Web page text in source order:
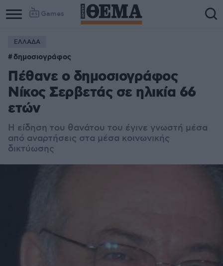
Games
ΕΛΛΑΔΑ
δημοσιογράφος
Πέθανε ο δημοσιογράφος
Νίκος Σερβετάς σε ηλικία 66
ετών
Η είδηση του θανάτου του έγινε γνωστή μέσα
από αναρτήσεις στα μέσα κοινωνικής
δικτύωσης